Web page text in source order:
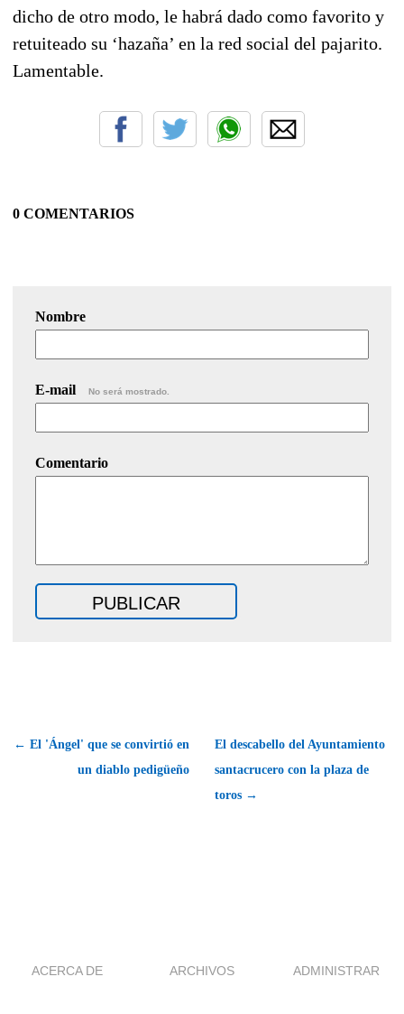
dicho de otro modo, le habrá dado como favorito y
retuiteado su ‘hazaña’ en la red social del pajarito.
Lamentable.
0 COMENTARIOS
Nombre
E-mail No será mostrado.
Comentario
← El 'Ángel' que se convirtió en
un diablo pedigüeño
El descabello del Ayuntamiento
santacrucero con la plaza de
toros →
ACERCA DE ARCHIVOS ADMINISTRAR